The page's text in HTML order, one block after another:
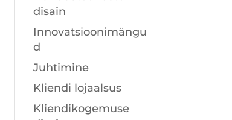
disain
Innovatsioonimängu
d
Juhtimine
Kliendi lojaalsus
Kliendikogemuse